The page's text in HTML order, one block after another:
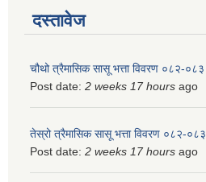
दस्तावेज
चौथो त्रैमासिक सासू भत्ता विवरण ०८२-०८३
Post date: 2 weeks 17 hours ago
तेस्रो त्रैमासिक सासू भत्ता विवरण ०८२-०८३
Post date: 2 weeks 17 hours ago